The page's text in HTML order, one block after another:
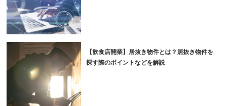
【飲食店開業】居抜き物件とは？居抜き物件を
探す際のポイントなどを解説